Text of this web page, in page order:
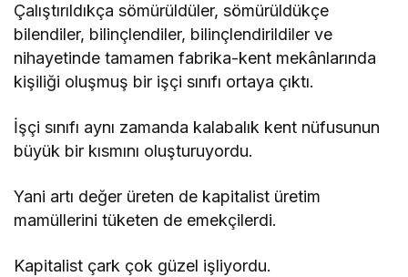
Çalıştırıldıkça sömürüldüler, sömürüldükçe
bilendiler, bilinçlendiler, bilinçlendirildiler ve
nihayetinde tamamen fabrika-kent mekânlarında
kişiliği oluşmuş bir işçi sınıfı ortaya çıktı.
İşçi sınıfı aynı zamanda kalabalık kent nüfusunun
büyük bir kısmını oluşturuyordu.
Yani artı değer üreten de kapitalist üretim
mamüllerini tüketen de emekçilerdi.
Kapitalist çark çok güzel işliyordu.